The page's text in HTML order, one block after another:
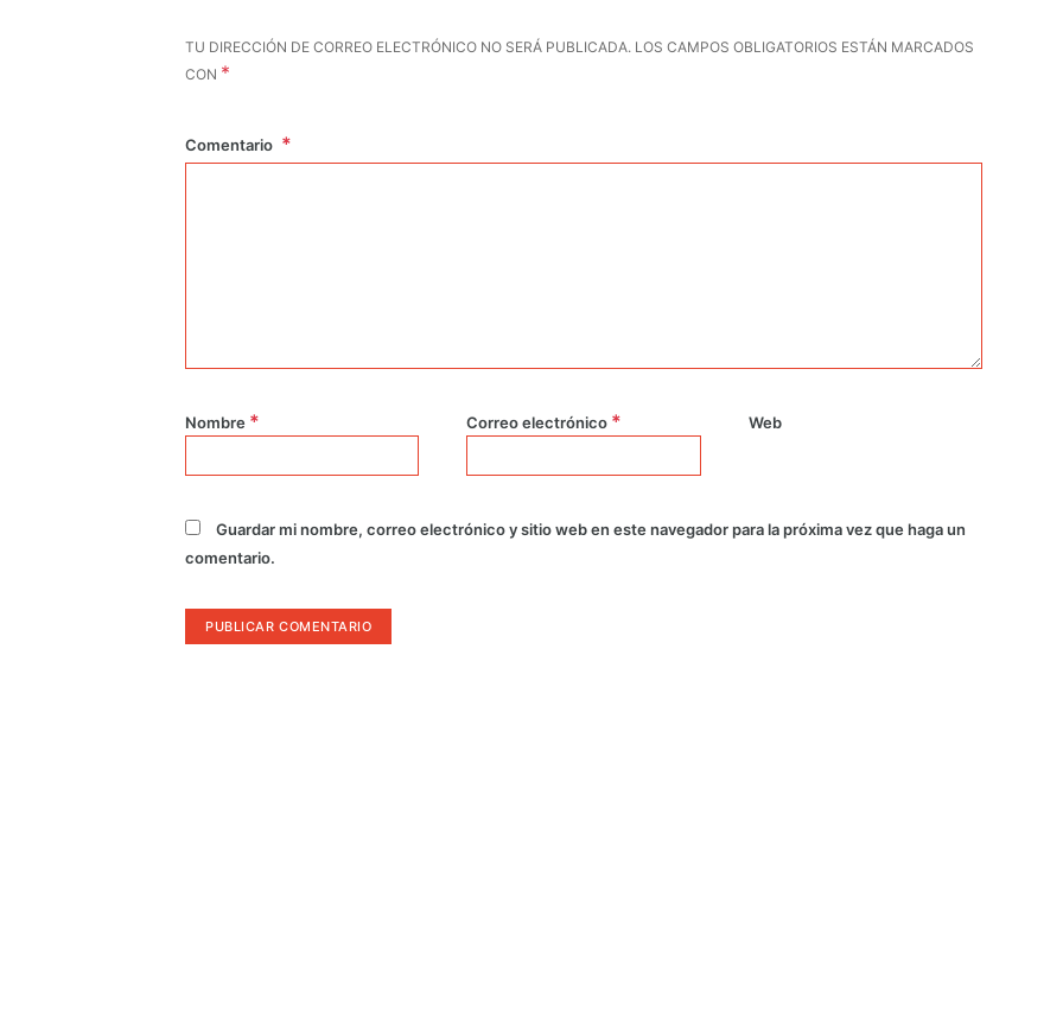
TU DIRECCIÓN DE CORREO ELECTRÓNICO NO SERÁ PUBLICADA. LOS CAMPOS OBLIGATORIOS ESTÁN MARCADOS
CON *
Comentario
Nombre * Correo electrónico * Web
Guardar mi nombre, correo electrónico y sitio web en este navegador para la próxima vez que haga un
comentario.